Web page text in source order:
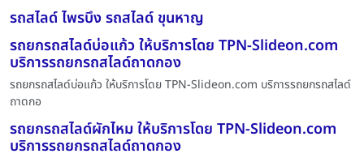
รถสไลด์ ไพรบึง รถสไลด์ ขุนหาญ
รถยกรถสไลด์บ่อแก้ว ให้บริการโดย TPN-Slideon.com
บริการรถยกรถสไลด์ถาดกอง
รถยกรถสไลด์บ่อแก้ว ให้บริการโดย TPN-Slideon.com บริการรถยกรถสไลด์
ถาดกอ
รถยกรถสไลด์ผักไหม ให้บริการโดย TPN-Slideon.com
บริการรถยกรถสไลด์ถาดกอง